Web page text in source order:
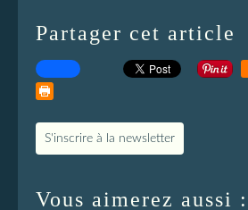
Partager cet article
S'inscrire à la newsletter
Vous aimerez aussi :